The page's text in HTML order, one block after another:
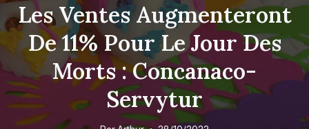
Les Ventes Augmenteront
De 11% Pour Le Jour Des
Morts : Concanaco-
Servytur